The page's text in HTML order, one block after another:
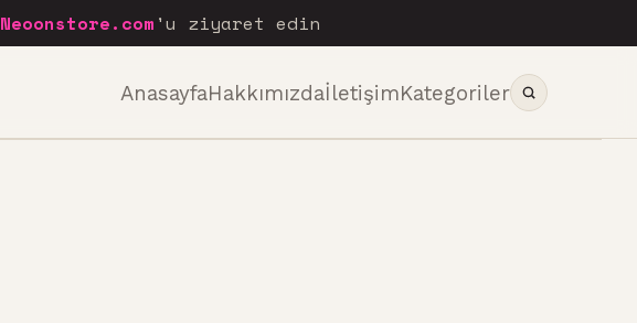
Neoonstore.com 'u ziyaret edin
AnasayfaHakkımızdaİletişimKategoriler